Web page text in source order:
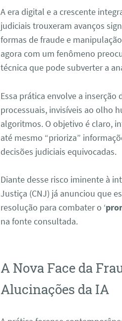
A era digital e a crescente
judiciais trouxeram avanços
formas de fraude e
agora com um fenômeno
técnica que pode subverter a
Essa prática envolve a
processuais, invisíveis ao olho
algoritmos. O objetivo é claro,
até mesmo “prioriza”
decisões judiciais equivocadas.
Diante desse risco iminente à
Justiça (CNJ) já anunciou que
resolução para combater o ‘
na fonte consultada.
A Nova Face da
Alucinações da IA